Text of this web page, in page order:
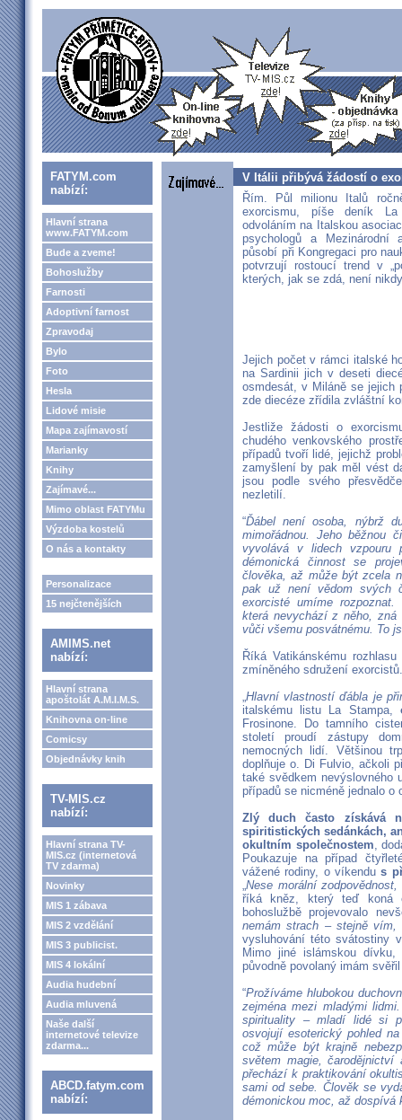
FATYM.com
nabízí:
Hlavní strana
www.FATYM.com
Bude a zveme!
Bohoslužby
Farnosti
Adoptivní farnost
Zpravodaj
Bylo
Foto
Hesla
Lidové misie
Mapa zajímavostí
Marianky
Knihy
Zajímavé...
Mimo oblast FATYMu
Výzdoba kostelů
O nás a kontakty
Personalizace
15 nejčtenějších
AMIMS.net
nabízí:
Hlavní strana
apoštolát A.M.I.M.S.
Knihovna on-line
Comicsy
Objednávky knih
TV-MIS.cz
nabízí:
Hlavní strana TV-
MIS.cz (internetová
TV zdarma)
Novinky
MIS 1 zábava
MIS 2 vzdělání
MIS 3 publicist.
MIS 4 lokální
Audia hudební
Audia mluvená
Naše další
internetové televize
zdarma...
ABCD.fatym.com
nabízí:
V Itálii přibývá žádostí o
Řím. Půl milionu Italů
exorcismu, píše deník
odvoláním na Italskou
psychologů a Mezinárodní
působí při Kongregaci pro
potvrzují rostoucí trend v
kterých, jak se zdá, není
Jejich počet v rámci italské
na Sardinii jich v deseti
osmdesát, v Miláně se jejich
zde diecéze zřídila zvláštní
Jestliže žádosti o
chudého venkovského
případů tvoří lidé, jejichž
zamyšlení by pak měl vést
jsou podle svého
nezletilí.
“Ďábel není osoba, nýbrž
mimořádnou. Jeho
vyvolává v lidech vzpouru
démonická činnost se
člověka, až může být zcela
pak už není vědom svých
exorcisté umíme
která nevychází z něho, zná
vůči všemu posvátnému. To
Říká Vatikánskému rozhlasu
zmíněného sdružení exorcistů.
„Hlavní vlastností ďábla je
italskému listu La Stampa,
Frosinone. Do tamního
století proudí zástupy
nemocných lidí. Většinou
doplňuje o. Di Fulvio, ačkoli
také svědkem nevýslovného
případů se nicméně jednalo o
Zlý duch často získává
spiritistických sedánkách,
okultním společnostem,
Poukazuje na případ
vážené rodiny, o víkendus
„Nese morální
říká kněz, který teď koná
bohoslužbě projevovalo
nemám strach – stejně vím,
vysluhování této svátostiny
Mimo jiné islámskou
původně povolaný imám
“Prožíváme hlubokou
zejména mezi mladými
spirituality – mladí lidé si
osvojují esoterický pohled
což může být krajně
světem magie,
přechází k praktikování
sami od sebe. Člověk se
démonickou moc, až dospívá